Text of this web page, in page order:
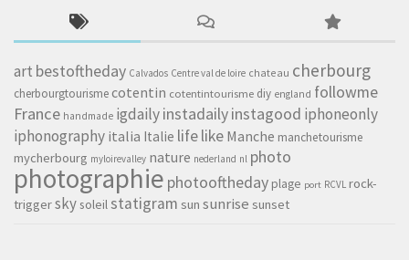
art bestoftheday Calvados Centre val de loire chateau cherbourg
cherbourgtourismecotentin cotentintourisme diy england followme
France handmade igdailyinstadailyinstagood iphoneonly
iphonography italia Italie lifelike Manche manchetourisme
mycherbourg myloirevalley nature nederland nl photo
photographie photooftheday plage port RCVL rock-
triggerskysoleilstatigram sun sunrise sunset